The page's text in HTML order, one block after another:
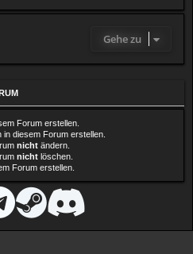
Gehe zu
Forum erstellen.
diesem Forum erstellen.
nicht ändern.
nicht löschen.
Forum erstellen.
S
t
D
i